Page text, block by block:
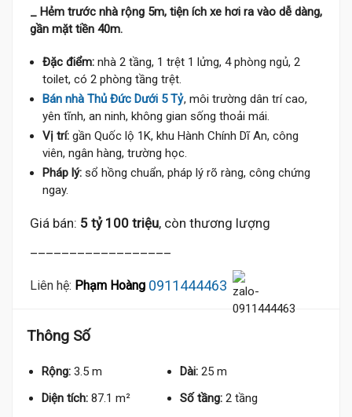
_ Hẻm trước nhà rộng 5m, tiện ích xe hơi ra vào dễ dàng,
gần mặt tiền 40m.
Đặc điểm: nhà 2 tầng, 1 trệt 1 lửng, 4 phòng ngủ, 2
toilet, có 2 phòng tầng trệt.
Bán nhà Thủ Đức Dưới 5 Tỷ, môi trường dân trí cao,
yên tĩnh, an ninh, không gian sống thoải mái.
Vị trí: gần Quốc lộ 1K, khu Hành Chính Dĩ An, công
viên, ngân hàng, trường học.
Pháp lý: sổ hồng chuẩn, pháp lý rõ ràng, công chứng
ngay.
Giá bán: 5 tỷ 100 triệu, còn thương lượng
Liên hệ: Phạm Hoàng 0911444463
Thông Số
Rộng: 3.5 m Dài: 25 m
Diện tích: 87.1 m² Số tầng: 2 tầng